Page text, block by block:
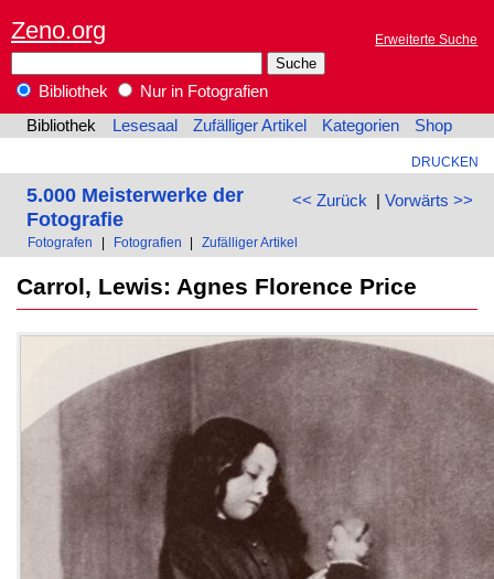
Zeno.org Erweiterte Suche
Bibliothek
Nur in Fotografien
Bibliothek
Lesesaal Zufälliger Artikel Kategorien Shop
DRUCKEN
<< Zurück | Vorwärts >>
5.000 Meisterwerke der
Fotografie
Fotografen Fotografien Zufälliger Artikel
Carrol, Lewis: Agnes Florence Price